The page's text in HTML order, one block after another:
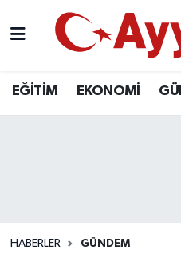
EĞİTİM EKONOMİ
HABERLER GÜNDEM